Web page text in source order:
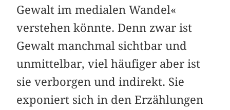
Gewalt im medialen Wandel«
verstehen könnte. Denn zwar ist
Gewalt manchmal sichtbar und
unmittelbar, viel häufiger aber ist
sie verborgen und indirekt. Sie
exponiert sich in den Erzählungen